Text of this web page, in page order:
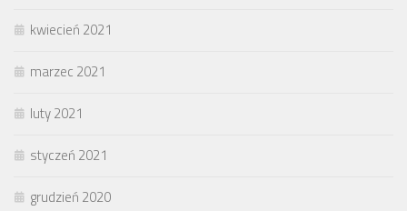
kwiecień 2021
marzec 2021
luty 2021
styczeń 2021
grudzień 2020